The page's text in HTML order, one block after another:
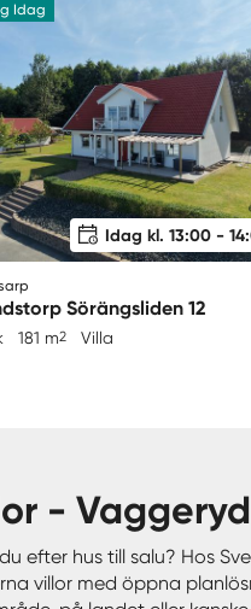
Idag
Idag kl. 13:00 -
Sörängsliden 12
181 m2 Villa
-
efter hus till salu? Hos
villor med öppna